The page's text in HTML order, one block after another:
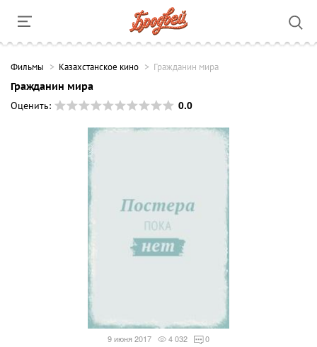
Фильмы Казахстанское кино Гражданин мира
Гражданин мира
Оценить:
0.0
9 июня 2017 4 032 0